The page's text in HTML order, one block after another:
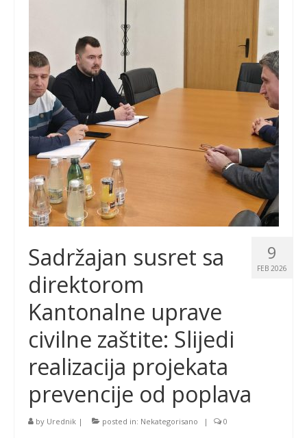
9
FEB 2026
Sadržajan susret sa
direktorom
Kantonalne uprave
civilne zaštite: Slijedi
realizacija projekata
prevencije od poplava
by Urednik | posted in: Nekategorisano | 0